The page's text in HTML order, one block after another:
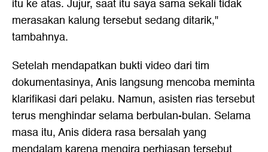
itu ke atas. Jujur, saat itu saya sama sekali tidak
merasakan kalung tersebut sedang ditarik,"
tambahnya.
Setelah mendapatkan bukti video dari tim
dokumentasinya, Anis langsung mencoba meminta
klarifikasi dari pelaku. Namun, asisten rias tersebut
terus menghindar selama berbulan-bulan. Selama
masa itu, Anis didera rasa bersalah yang